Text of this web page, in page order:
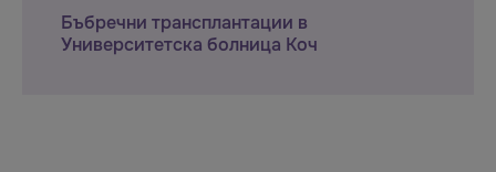
Бъбречни трансплантации в
Университетска болница Коч